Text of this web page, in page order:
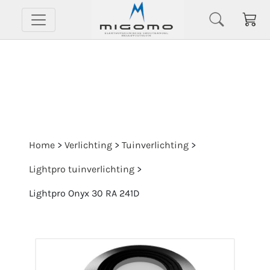
Home > Verlichting > Tuinverlichting >
Lightpro tuinverlichting >
Lightpro Onyx 30 RA 241D